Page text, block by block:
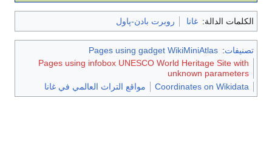
الكلمات الدالة: غانا روبرت بادن-پاول
تصنيفات:
Pages using gadget WikiMiniAtlas
Pages using infobox UNESCO World Heritage Site with
unknown parameters
Coordinates on Wikidata
مواقع التراث العالمي في غانا